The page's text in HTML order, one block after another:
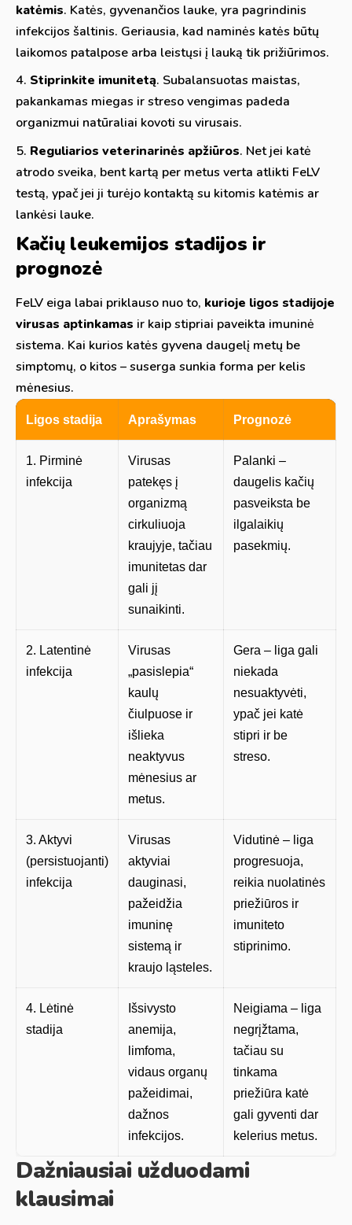
katėmis. Katės, gyvenančios lauke, yra pagrindinis
infekcijos šaltinis. Geriausia, kad naminės katės būtų
laikomos patalpose arba leistųsi į lauką tik prižiūrimos.
Stiprinkite imunitetą. Subalansuotas maistas,
pakankamas miegas ir streso vengimas padeda
organizmui natūraliai kovoti su virusais.
Reguliarios veterinarinės apžiūros. Net jei katė
atrodo sveika, bent kartą per metus verta atlikti FeLV
testą, ypač jei ji turėjo kontaktą su kitomis katėmis ar
lankėsi lauke.
Kačių leukemijos stadijos ir
prognozė
FeLV eiga labai priklauso nuo to, kurioje ligos stadijoje
virusas aptinkamas ir kaip stipriai paveikta imuninė
sistema. Kai kurios katės gyvena daugelį metų be
simptomų, o kitos – suserga sunkia forma per kelis
mėnesius.
Ligos stadija Aprašymas Prognozė
1. Pirminė
infekcija
Virusas
patekęs į
organizmą
cirkuliuoja
kraujyje, tačiau
imunitetas dar
gali jį
sunaikinti.
Palanki –
daugelis kačių
pasveiksta be
ilgalaikių
pasekmių.
2. Latentinė
infekcija
Virusas
„pasislepia“
kaulų
čiulpuose ir
išlieka
neaktyvus
mėnesius ar
metus.
Gera – liga gali
niekada
nesuaktyvėti,
ypač jei katė
stipri ir be
streso.
3. Aktyvi
(persistuojanti)
infekcija
Virusas
aktyviai
dauginasi,
pažeidžia
imuninę
sistemą ir
kraujo ląsteles.
Vidutinė – liga
progresuoja,
reikia nuolatinės
priežiūros ir
imuniteto
stiprinimo.
4. Lėtinė
stadija
Išsivysto
anemija,
limfoma,
vidaus organų
pažeidimai,
dažnos
infekcijos.
Neigiama – liga
negrįžtama,
tačiau su
tinkama
priežiūra katė
gali gyventi dar
kelerius metus.
Dažniausiai užduodami
klausimai